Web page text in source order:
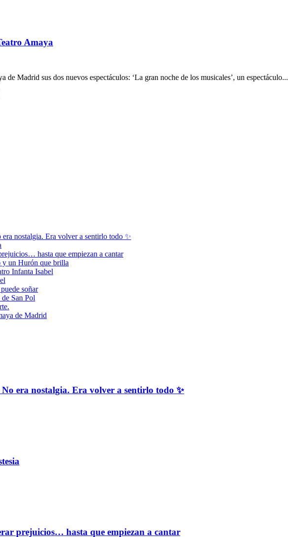
Amaya
de Madrid sus dos nuevos espectáculos: ‘La gran noche de los musicales’, un espectáculo...
nostalgia. Era volver a sentirlo todo ✨
hasta que empiezan a cantar
y un Hurón que brilla
Infanta Isabel
soñar
San Pol
de Madrid
era nostalgia. Era volver a sentirlo todo ✨
prejuicios… hasta que empiezan a cantar